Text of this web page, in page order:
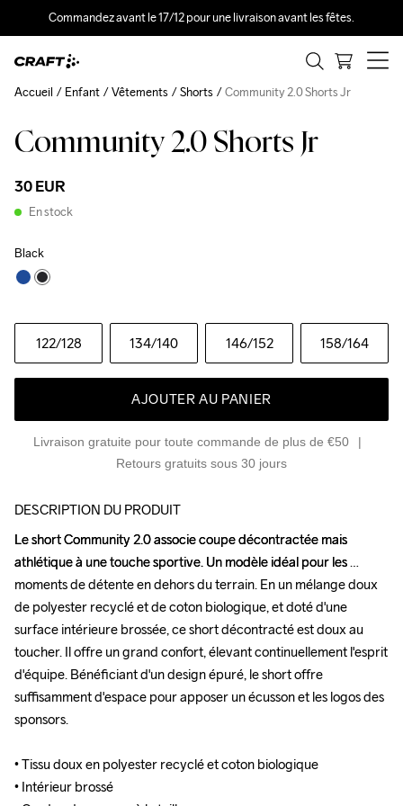
Commandez avant le 17/12 pour une livraison avant les fêtes.
Community 2.0 Shorts Jr
30 EUR
En stock
Black
122/128 134/140 146/152 158/164
AJOUTER AU PANIER
Livraison gratuite pour toute commande de plus de €50
Retours gratuits sous 30 jours
Accueil Enfant Vêtements Shorts Community 2.0 Shorts Jr
DESCRIPTION DU PRODUIT
Le short Community 2.0 associe coupe décontractée mais
athlétique à une touche sportive. Un modèle idéal pour les
moments de détente en dehors du terrain. En un mélange doux
de polyester recyclé et de coton biologique, et doté d'une
surface intérieure brossée, ce short décontracté est doux au
toucher. Il offre un grand confort, élevant continuellement l'esprit
d'équipe. Bénéficiant d'un design épuré, le short offre
suffisamment d'espace pour apposer un écusson et les logos des
sponsors.
• Tissu doux en polyester recyclé et coton biologique
• Intérieur brossé
Le short Community 2.0 associe coupe décontractée mais
athlétique à une touche sportive. Un modèle idéal pour les
moments de détente en dehors du terrain. En un mélange doux
de polyester recyclé et de coton biologique, et doté d'une
surface intérieure brossée, ce short décontracté est doux au
toucher. Il offre un grand confort, élevant continuellement l'esprit
d'équipe. Bénéficiant d'un design épuré, le short offre
suffisamment d'espace pour apposer un écusson et les logos des
sponsors.
• Tissu doux en polyester recyclé et coton biologique
• Intérieur brossé